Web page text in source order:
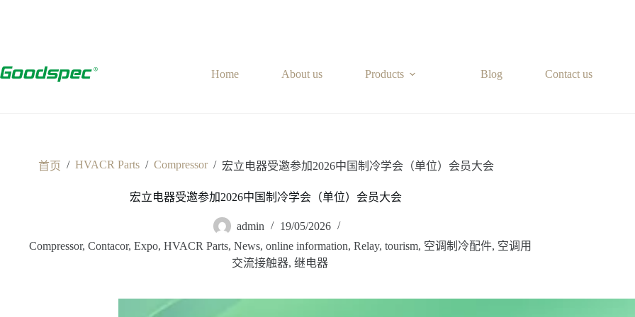
Home About us Products Blog Contact us
首页 / HVACR Parts / Compressor / 宏立电器受邀参加2026中国制冷学会（单位）会员大会
宏立电器受邀参加2026中国制冷学会（单位）会员大会
admin
19/05/2026
Compressor, Contacor, Expo, HVACR Parts, News, online information, Relay, tourism, 空调制冷配件, 空调用
交流接触器, 继电器